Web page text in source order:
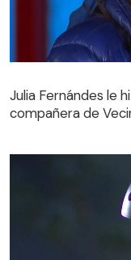
compañera de
Julia Fernándes le
compañera de